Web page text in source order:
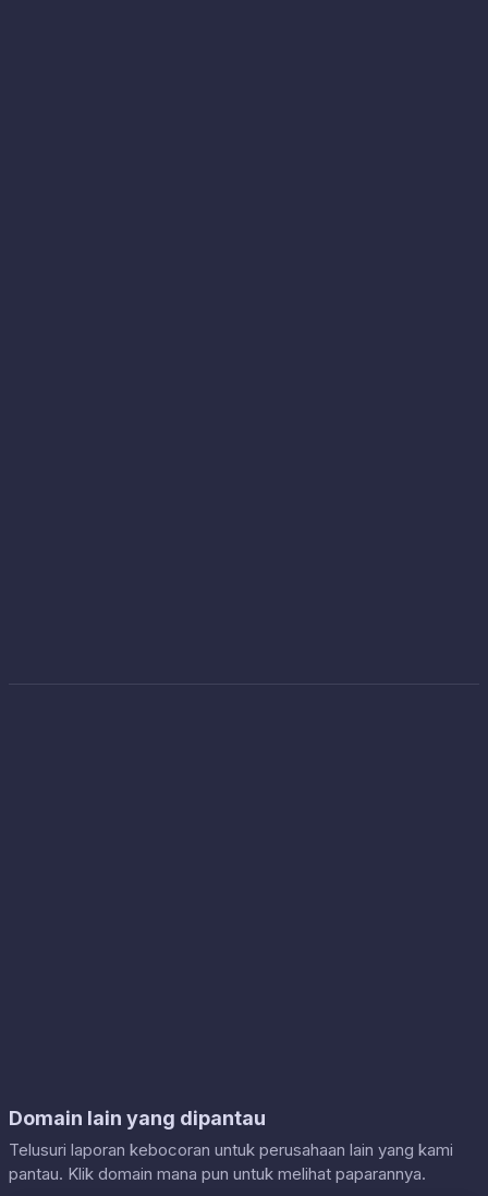
Domain lain yang dipantau
Telusuri laporan kebocoran untuk perusahaan lain yang kami
pantau. Klik domain mana pun untuk melihat paparannya.